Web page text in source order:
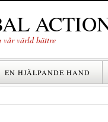
vår värld bättre
EN HJÄLPANDE HAND